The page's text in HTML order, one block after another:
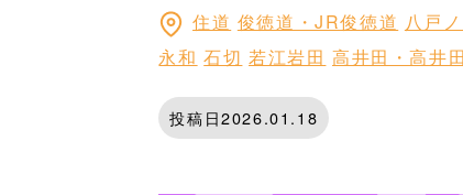
住道 俊徳道・JR俊徳道 八戸
永和 石切 若江岩田 高井田・高井
投稿日2026.01.18